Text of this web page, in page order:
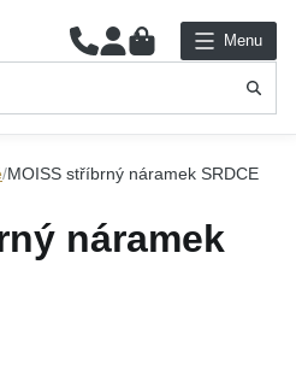
0 Menu
MOISS stříbrný náramek SRDCE
náramek